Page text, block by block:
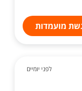
מועמדות
לפני יומיים